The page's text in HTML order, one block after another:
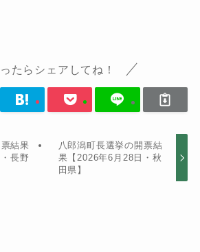
たらシェアしてね！
結果
長野
八郎潟町長選挙の開票結
果【2026年6月28日・秋
田県】